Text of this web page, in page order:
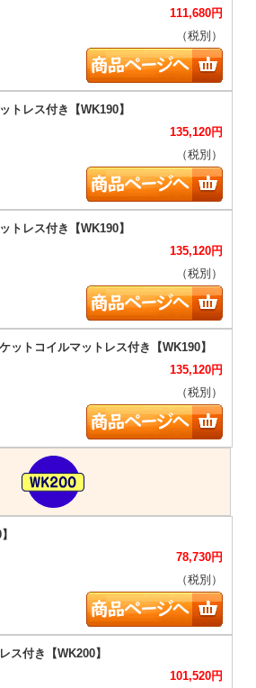
111,680円
（税別）
135,120円
（税別）
135,120円
（税別）
135,120円
（税別）
78,730円
（税別）
101,520円